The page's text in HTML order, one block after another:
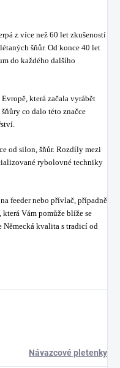
z více než 60 let zkušeností
šňůr. Od konce 40 let
do každého dalšího
která začala vyrábět
co dalo této značce
od silon, šňůr. Rozdíly mezi
rybolovné techniky
feeder nebo přívlač, případně
Vám pomůže blíže se
Německá kvalita s tradicí od
Návazcové pletenky